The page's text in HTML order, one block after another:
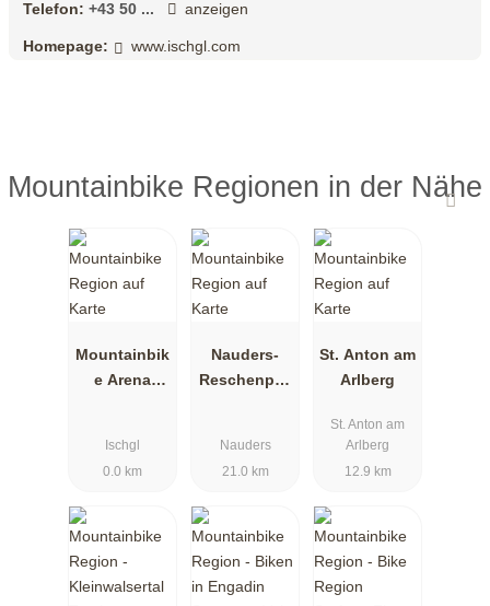
Telefon: +43 50 ... anzeigen
Homepage: www.ischgl.com
Mountainbike Regionen in der Nähe
Mountainbik
e Arena
Ischgl
0.0 km
Nauders-
Reschenpas
Nauders
21.0 km
St. Anton am
Arlberg
St. Anton am
Arlberg
12.9 km